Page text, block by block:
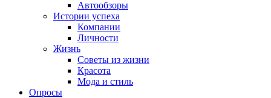
Автообзоры
Истории успеха
Компании
Личности
Жизнь
Советы из жизни
Красота
Мода и стиль
Опросы